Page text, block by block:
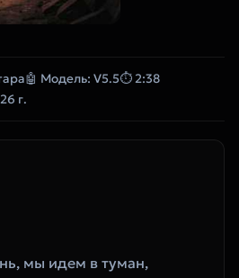
🤖 Модель: V5.5⏱ 2:38
г.
мы идем в туман,